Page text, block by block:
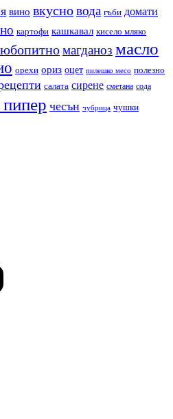
вино вкусновода гъби домати
картофи кашкавал кисело мляко
магданоз масло
орехи ориз оцет пилешко месо полезно
салата сирене сметана сода
чесън чубрица чушки